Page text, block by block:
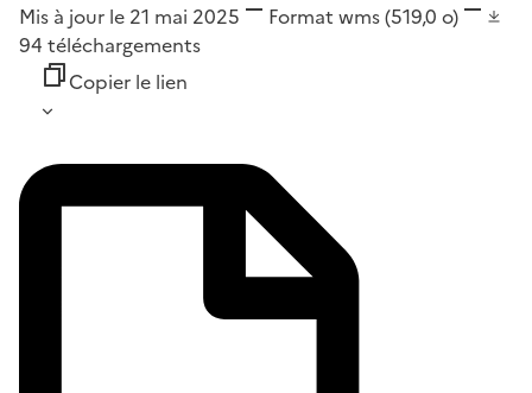
Mis à jour le 21 mai 2025 Format wms(519,0 o)
94 téléchargements
Copier le lien